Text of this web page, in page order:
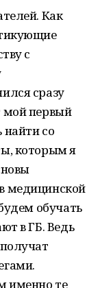
Как
с
сразу
мой первый
со
которым я
медицинской
обучать
в ГБ. Ведь
именно те